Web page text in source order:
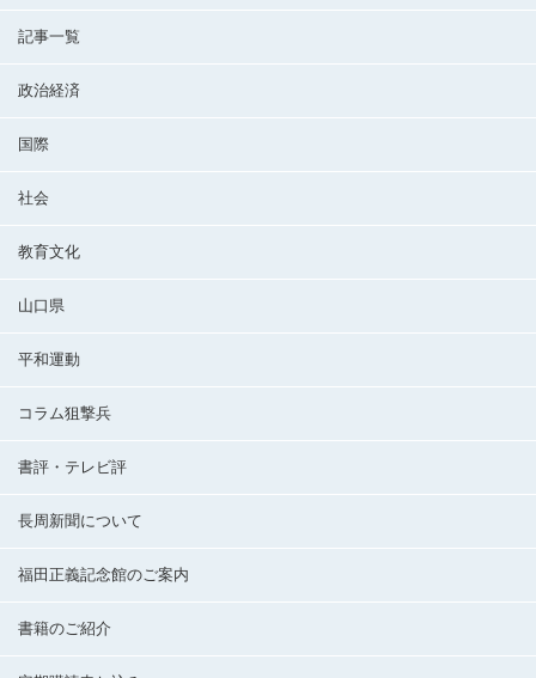
記事一覧
政治経済
国際
社会
教育文化
山口県
平和運動
コラム狙撃兵
書評・テレビ評
長周新聞について
福田正義記念館のご案内
書籍のご紹介